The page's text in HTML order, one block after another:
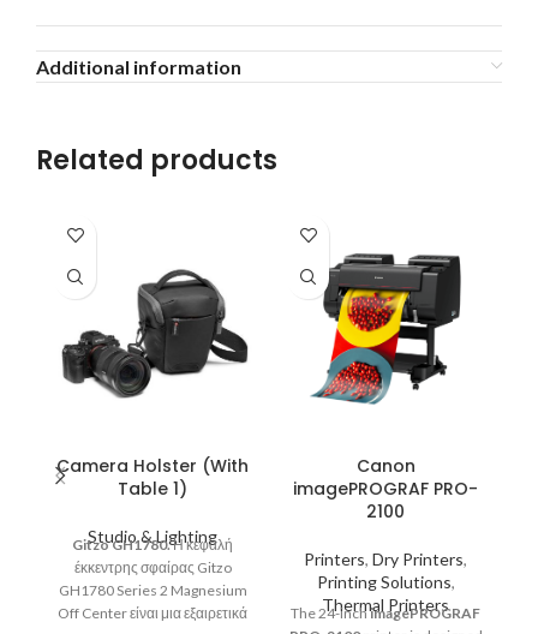
Additional information
Related products
Camera Holster (With
Table 1)
Studio & Lighting
Gitzo GH1780.Η κεφαλή
έκκεντρης σφαίρας Gitzo
GH1780 Series 2 Magnesium
Off Center είναι μια εξαιρετικά
Canon
imagePROGRAF PRO-
2100
Printers, Dry Printers,
Printing Solutions,
Thermal Printers
The 24-inchimagePROGRAF